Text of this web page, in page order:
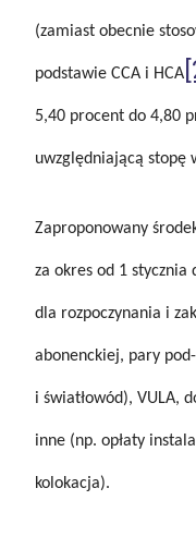
(zamiast obecnie
podstawie CCA i HCA
5,40 procent do 4,80
uwzględniającą stopę
Zaproponowany
za okres od 1
dla rozpoczynania i
abonenckiej, pary
i światłowód), VULA,
inne (np. opłaty
kolokacja).